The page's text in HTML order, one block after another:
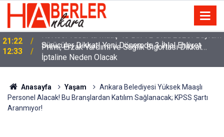
12:33
Sürücüler Dikkat! Yeni Dönemde 3 İhlal Ehliyet
İptaline Neden Olacak
Anasayfa Yaşam
Ankara Belediyesi Yüksek Maaşlı
Personel Alacak! Bu Branşlardan Katılım Sağlanacak; KPSS Şartı
Aranmıyor!